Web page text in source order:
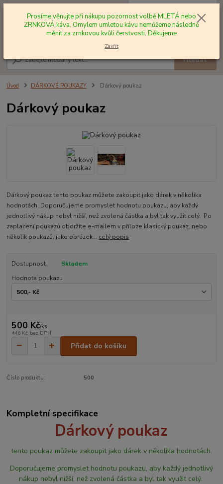
Hledat
+420 602 577 209 za0,00 Kč
Úvod DÁRKOVÉ POUKAZY Dárkový poukaz
Dárkový poukaz
Dárkový poukaz tento poukaz můžete zakoupit jako dárek v několika
hodnotách. Doporučujeme promyslet hodnotu poukazu, aby každý
jednotlivý nákup nebyl nižší, než zvolená částka a byl tak využit celý. Po
zaplacení poukazů obdržíte e-mailem v příloze klasický poukaz, nebo
několik poukazů, jako obrázek... celý popis
Dostupnost
Skladem
Hodnota poukazu
500 Kč/ks
446 Kč bez DPH
Přidat do košíku
Číslo produktu: 500
Kompletní specifikace
Dárkový poukaz
tento poukaz můžete zakoupit jako dárek v několika hodnotách.
Doporučujeme promyslet hodnotu poukazu, aby každý jednotlivý
nákup nebyl nižší, než zvolená částka a byl tak využit celý.
Prosíme věnujte při nákupu pozornost volbě MLETÁ nebo
ZRNKOVÁ káva. Omylem umletou kávu nemůžeme následně
měnit za zrnkovou kvůli čerstvosti. Děkujeme
Zavřít